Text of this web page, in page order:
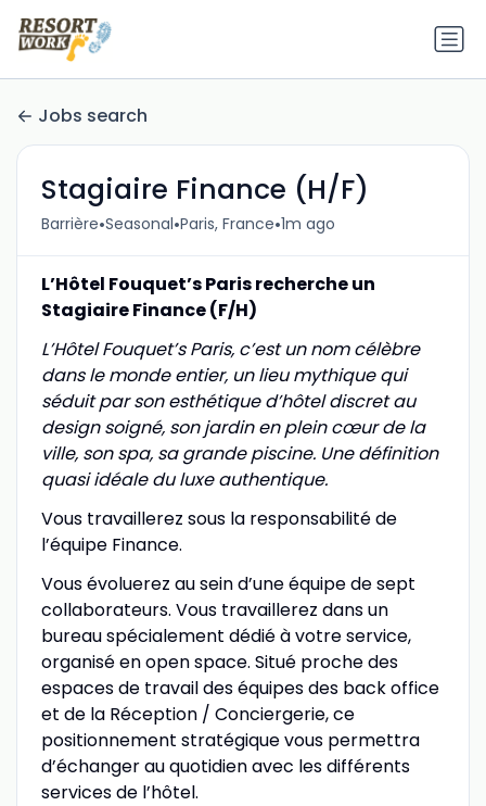
Jobs search
Stagiaire Finance (H/F)
Barrière•Seasonal•Paris, France•1m ago
L’Hôtel Fouquet’s Paris recherche un
Stagiaire Finance (F/H)
L’Hôtel Fouquet’s Paris, c’est un nom célèbre
dans le monde entier, un lieu mythique qui
séduit par son esthétique d’hôtel discret au
design soigné, son jardin en plein cœur de la
ville, son spa, sa grande piscine. Une définition
quasi idéale du luxe authentique.
Vous travaillerez sous la responsabilité de
l’équipe Finance.
Vous évoluerez au sein d’une équipe de sept
collaborateurs. Vous travaillerez dans un
bureau spécialement dédié à votre service,
organisé en open space. Situé proche des
espaces de travail des équipes des back office
et de la Réception / Conciergerie, ce
positionnement stratégique vous permettra
d’échanger au quotidien avec les différents
services de l’hôtel.